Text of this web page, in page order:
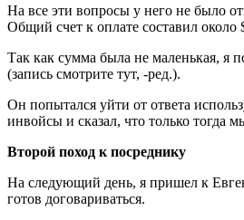
На все эти вопросы у него не было
Общий счет к оплате составил около
Так как сумма была не маленькая, я
(запись смотрите тут, -ред.).
Он попытался уйти от ответа
инвойсы и сказал, что только тогда
Второй поход к посреднику
На следующий день, я пришел к
готов договариваться.